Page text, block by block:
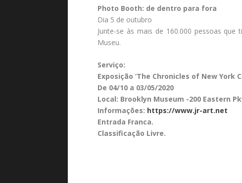
Photo Booth: de dentro para fora
Dia 5 de outubro
Junte-se às mais de 160.000 pessoas
Museu.
Serviço:
Exposição ‘The Chronicles of New York
De 04/10 a 03/05/2020
Local: Brooklyn Museum -200 Eastern
Informações: https://www.jr-art.net
Entrada Franca.
Classificação Livre.